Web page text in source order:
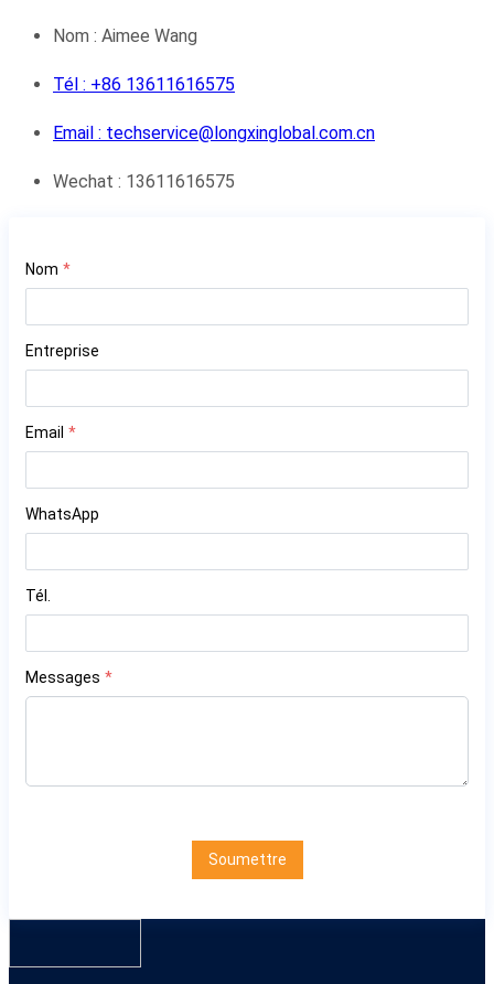
Nom : Aimee Wang
Tél : +86 13611616575
Email : techservice@longxinglobal.com.cn
Wechat : 13611616575
Nom *
Entreprise
Email *
WhatsApp
Tél.
Messages *
Soumettre